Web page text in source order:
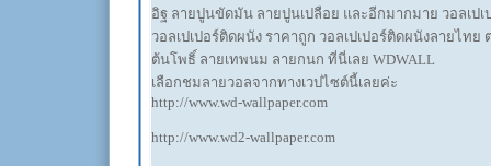
อิฐ ลายปูนขัดมัน ลายปูนเปลือย และอีกมากมาย วอลเปเ
วอลเปเปอร์ติดผนัง ราคาถูก วอลเปเปอร์ติดผนังลายไท
ต้นโพธิ์ ลายเทพนม ลายกนก ที่นี่เลย WDWALL
เลือกชมลายวอลจากทางเวปไซต์นี้เลยค่ะ
http://www.wd-wallpaper.com
http://www.wd2-wallpaper.com